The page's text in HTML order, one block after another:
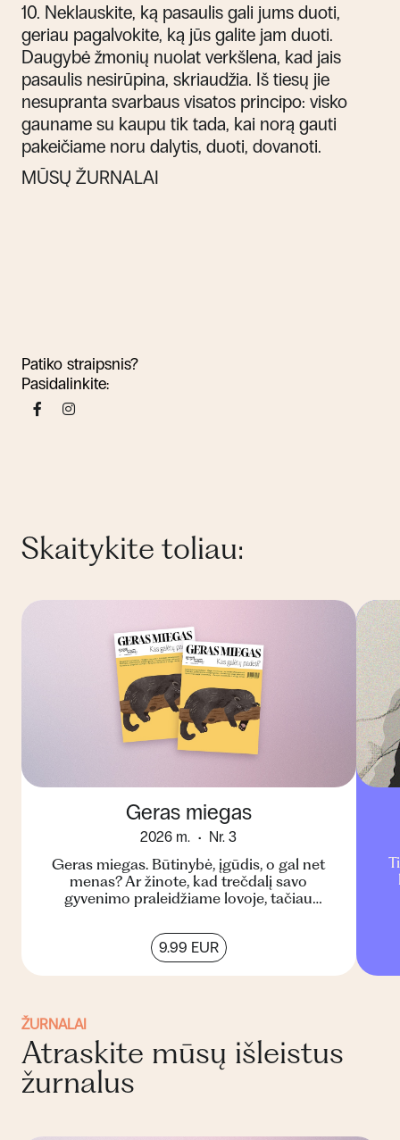
10. Neklauskite, ką pasaulis gali jums duoti,
geriau pagalvokite, ką jūs galite jam duoti.
Daugybė žmonių nuolat verkšlena, kad jais
pasaulis nesirūpina, skriaudžia. Iš tiesų jie
nesupranta svarbaus visatos principo: visko
gauname su kaupu tik tada, kai norą gauti
pakeičiame noru dalytis, duoti, dovanoti.
MŪSŲ ŽURNALAI
Patiko straipsnis?
Pasidalinkite:
Skaitykite toliau:
Geras miegas
2026 m. Nr. 3
Geras miegas. Būtinybė, įgūdis, o gal net
menas? Ar žinote, kad trečdalį savo
gyvenimo praleidžiame lovoje, tačiau
9.99 EUR
ŽURNALAI
Atraskite mūsų išleistus
žurnalus